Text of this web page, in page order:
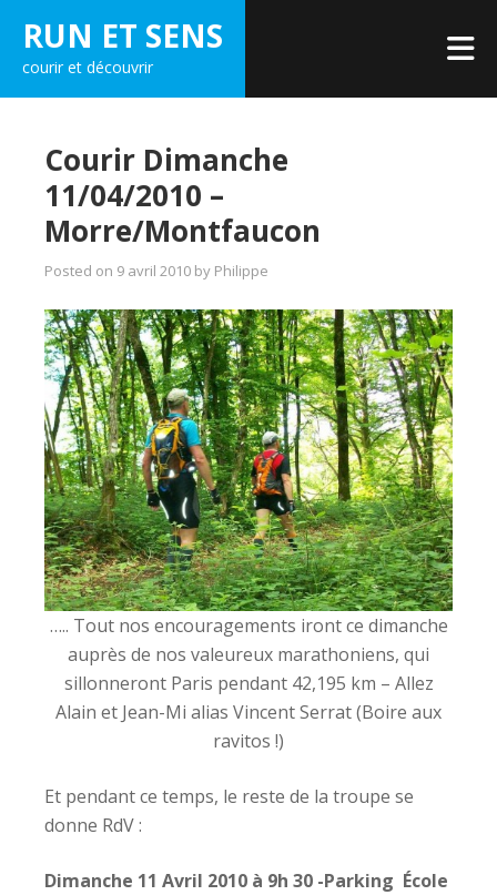
content
RUN ET SENS
courir et découvrir
Courir Dimanche
11/04/2010 –
Morre/Montfaucon
Posted on 9 avril 2010 by Philippe
….. Tout nos encouragements iront ce dimanche
auprès de nos valeureux marathoniens, qui
sillonneront Paris pendant 42,195 km – Allez
Alain et Jean-Mi alias Vincent Serrat (Boire aux
ravitos !)
Et pendant ce temps, le reste de la troupe se
donne RdV :
Dimanche 11 Avril 2010 à 9h 30 -Parking École